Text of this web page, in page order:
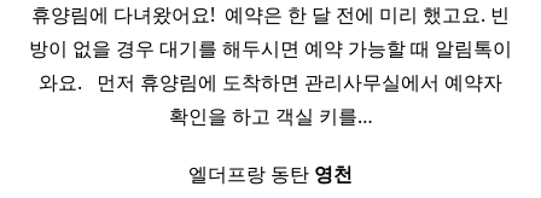
휴양림에 다녀왔어요! ​ 예약은 한 달 전에 미리 했고요. 빈
방이 없을 경우 대기를 해두시면 예약 가능할 때 알림톡이
와요. ​ ​ 먼저 휴양림에 도착하면 관리사무실에서 예약자
확인을 하고 객실 키를…
엘더프랑 동탄 영천